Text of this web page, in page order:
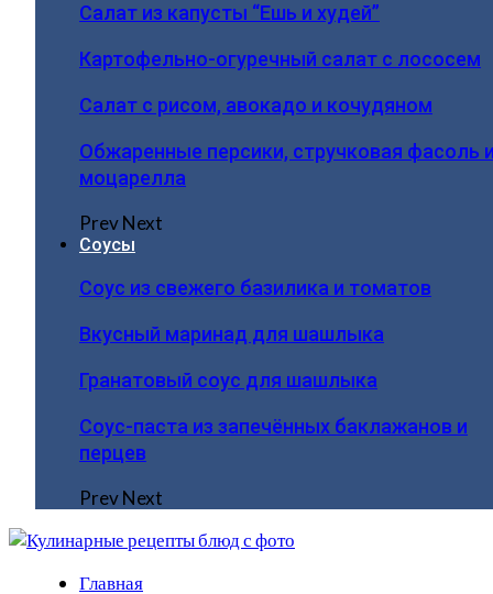
Салат из капусты “Ешь и худей”
Картофельно-огуречный салат с лососем
Салат с рисом, авокадо и кочудяном
Обжаренные персики, стручковая фасоль
моцарелла
PrevNext
Соусы
Соус из свежего базилика и томатов
Вкусный маринад для шашлыка
Гранатовый соус для шашлыка
Соус-паста из запечённых баклажанов и
перцев
PrevNext
Главная